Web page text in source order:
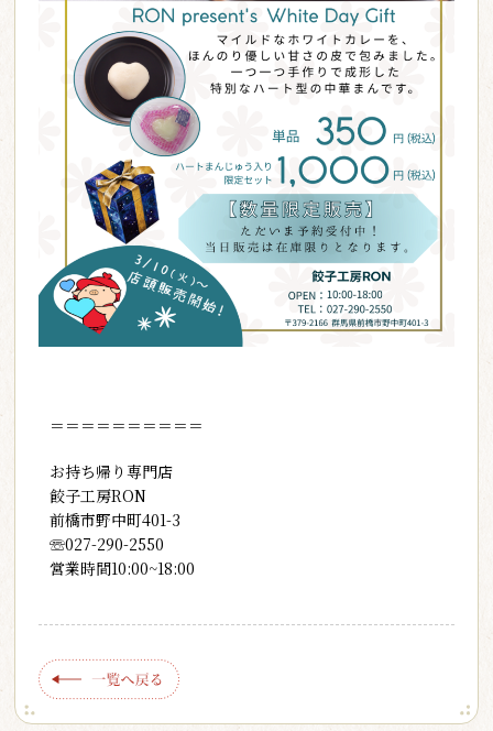
＝＝＝＝＝＝＝＝＝＝
お持ち帰り専門店
餃子工房RON
前橋市野中町401-3
☏027-290-2550
営業時間10:00~18:00